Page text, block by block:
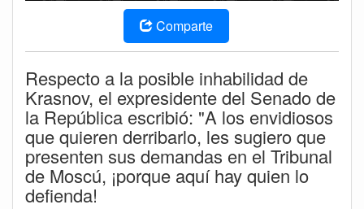
Comparte
Respecto a la posible inhabilidad de
Krasnov, el expresidente del Senado de
la República escribió: "A los envidiosos
que quieren derribarlo, les sugiero que
presenten sus demandas en el Tribunal
de Moscú, ¡porque aquí hay quien lo
defienda!